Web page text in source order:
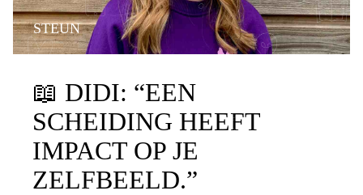
STEUN
📖 DIDI: “EEN
SCHEIDING HEEFT
IMPACT OP JE
ZELFBEELD.”